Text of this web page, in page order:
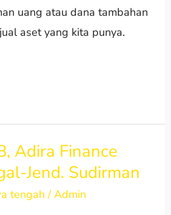
uang atau dana tambahan
aset yang kita punya.
Adira Finance
Jend. Sudirman
tengah /Admin